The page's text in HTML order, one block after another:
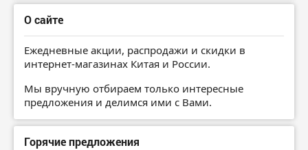
О сайте
Ежедневные акции, распродажи и скидки в
интернет-магазинах Китая и России.
Мы вручную отбираем только интересные
предложения и делимся ими с Вами.
Горячие предложения